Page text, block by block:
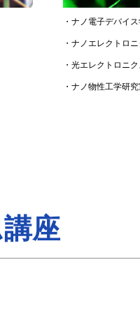
・ ナノ電子デバイ
・ ナノエレクトロ
・ 光エレクトロニ
・ ナノ物性工学研
座